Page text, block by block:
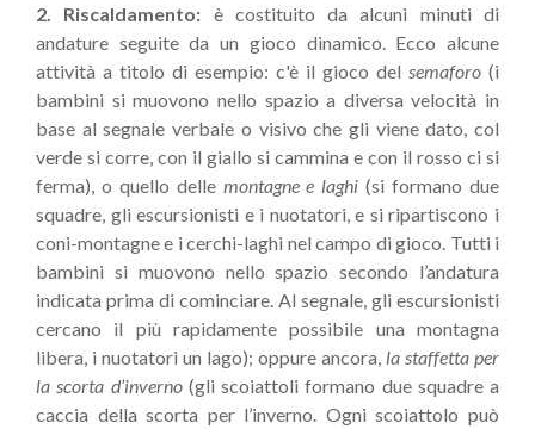
2. Riscaldamento: è costituito da alcuni minuti di
andature seguite da un gioco dinamico. Ecco alcune
attività a titolo di esempio: c'è il gioco del semaforo (i
bambini si muovono nello spazio a diversa velocità in
base al segnale verbale o visivo che gli viene dato, col
verde si corre, con il giallo si cammina e con il rosso ci si
ferma), o quello delle montagne e laghi (si formano due
squadre, gli escursionisti e i nuotatori, e si ripartiscono i
coni-montagne e i cerchi-laghi nel campo di gioco. Tutti i
bambini si muovono nello spazio secondo l’andatura
indicata prima di cominciare. Al segnale, gli escursionisti
cercano il più rapidamente possibile una montagna
libera, i nuotatori un lago); oppure ancora, la staffetta per
la scorta d’inverno(gli scoiattoli formano due squadre a
caccia della scorta per l’inverno. Ogni scoiattolo può